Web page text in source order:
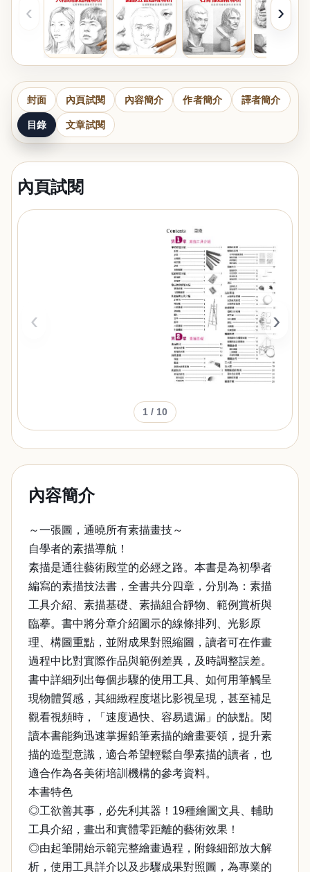
‹ ›
封面 內頁試閱 內容簡介 作者簡介 譯者簡介
目錄 文章試閱
內頁試閱
‹ ›
1 / 10
內容簡介
～一張圖，通曉所有素描畫技～
自學者的素描導航！
素描是通往藝術殿堂的必經之路。本書是為初學者
編寫的素描技法書，全書共分四章，分別為：素描
工具介紹、素描基礎、素描組合靜物、範例賞析與
臨摹。書中將分章介紹圖示的線條排列、光影原
理、構圖重點，並附成果對照縮圖，讀者可在作畫
過程中比對實際作品與範例差異，及時調整誤差。
書中詳細列出每個步驟的使用工具、如何用筆觸呈
現物體質感，其細緻程度堪比影視呈現，甚至補足
觀看視頻時，「速度過快、容易遺漏」的缺點。閱
讀本書能夠迅速掌握鉛筆素描的繪畫要領，提升素
描的造型意識，適合希望輕鬆自學素描的讀者，也
適合作為各美術培訓機構的參考資料。
本書特色
◎工欲善其事，必先利其器！19種繪圖文具、輔助
工具介紹，畫出和實體零距離的藝術效果！
◎由起筆開始示範完整繪畫過程，附錄細部放大解
析，使用工具詳介以及步驟成果對照圖，為專業的